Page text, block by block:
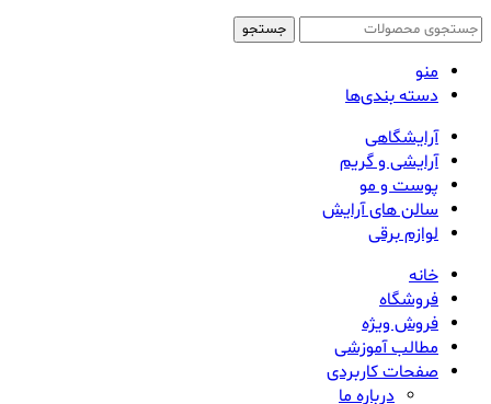
جستجو
منو
دسته بندی‌ها
آرایشگاهی
آرایشی و گریم
پوست و مو
سالن های آرایش
لوازم برقی
خانه
فروشگاه
فروش ویژه
مطالب آموزشی
صفحات کاربردی
درباره ما